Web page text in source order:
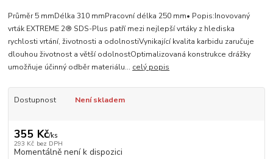
Průměr 5 mmDélka 310 mmPracovní délka 250 mm• Popis:Inovovaný
vrták EXTREME 2® SDS-Plus patří mezi nejlepší vrtáky z hlediska
rychlosti vrtání, životnosti a odolnostiVynikající kvalita karbidu zaručuje
dlouhou životnost a větší odolnostOptimalizovaná konstrukce drážky
umožňuje účinný odběr materiálu... celý popis
Dostupnost Není skladem
355 Kč/ks
293 Kč bez DPH
Momentálně není k dispozici